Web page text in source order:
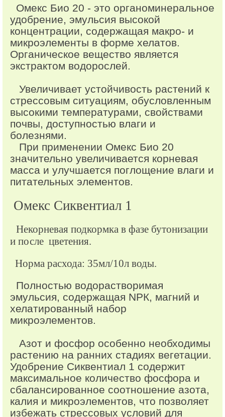
Омекс Био 20 - это органоминеральное
удобрение, эмульсия высокой
концентрации, содержащая макро- и
микроэлементы в форме хелатов.
Органическое вещество является
экстрактом водорослей.
Увеличивает устойчивость растений к
стрессовым ситуациям, обусловленным
высокими температурами, свойствами
почвы, доступностью влаги и
болезнями.
При применении Омекс Био 20
значительно увеличивается корневая
масса и улучшается поглощение влаги и
питательных элементов.
Омекс Сиквентиал 1
Некорневая подкормка в фазе бутонизации
и после цветения.
Норма расхода: 35мл/10л воды.
Полностью водорастворимая
эмульсия, содержащая NРК, магний и
хелатированный набор
микроэлементов.
Азот и фосфор особенно необходимы
растению на ранних стадиях вегетации.
Удобрение Сиквентиал 1 содержит
максимальное количество фосфора и
сбалансированное соотношение азота,
калия и микроэлементов, что позволяет
избежать стрессовых условий для